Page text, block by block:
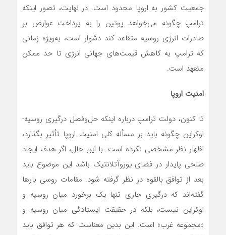
جمعیت کشور به اروپا محدود است. در نهایت، تصور اینکه
ترامپ چگونه می‌خواهد پوتین را به پرداخت عوارض بر
صادرات انرژی روسیه متقاعد کند دشوار است، به‌ویژه زمانی
که ترامپ به کاهش قیمت‌های جهانی انرژی تا حد ممکن
متعهد است.
امنیت اروپا
تا کنون، دولت ترامپ درباره اینکه حل‌وفصل درگیری روسیه-
اوکراین چگونه باید بر مسأله کلی امنیت اروپا تأثیر بگذارد،
اظهار نظر مشخصی نکرده است. با این حال، اگر هدف ایجاد
صلحی پایدار در فضای یوروآتلانتیک باشد این موضوع باید
بعد از توافق بالقوه در نظر گرفته شود. مقامات روسی بارها
گفته‌اند که درگیری جاری تنها یک برخورد میان روسیه و
اوکراین نیست، بلکه در حقیقت ایستادگی میان روسیه و
«مجموعه غرب» است. این بدین معناست که هر توافق باید